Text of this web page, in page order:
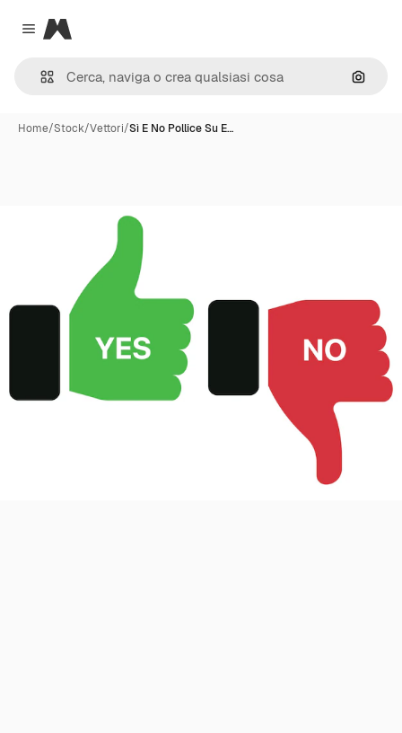
Close menu
Magnific
Cerca
Home/Stock/Vettori/Sì E No Pollice Su E…